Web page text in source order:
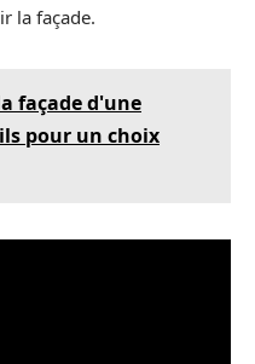
la façade.
façade d'une
pour un choix